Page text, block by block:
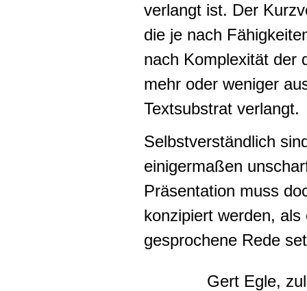
verlangt ist. Der
die je nach
nach Komplexität der
mehr oder weniger
Textsubstrat verlangt.
Selbstverständlich
einigermaßen
Präsentation muss
konzipiert werden,
gesprochene Rede
Gert Egle,